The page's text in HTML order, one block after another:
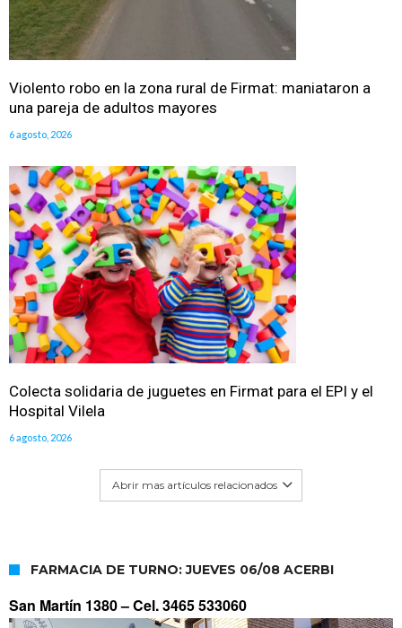
Violento robo en la zona rural de Firmat: maniataron a
una pareja de adultos mayores
6 agosto, 2026
Colecta solidaria de juguetes en Firmat para el EPI y el
Hospital Vilela
6 agosto, 2026
Abrir mas artículos relacionados
FARMACIA DE TURNO: JUEVES 06/08 ACERBI
San Martín 1380 –Cel. 3465 533060